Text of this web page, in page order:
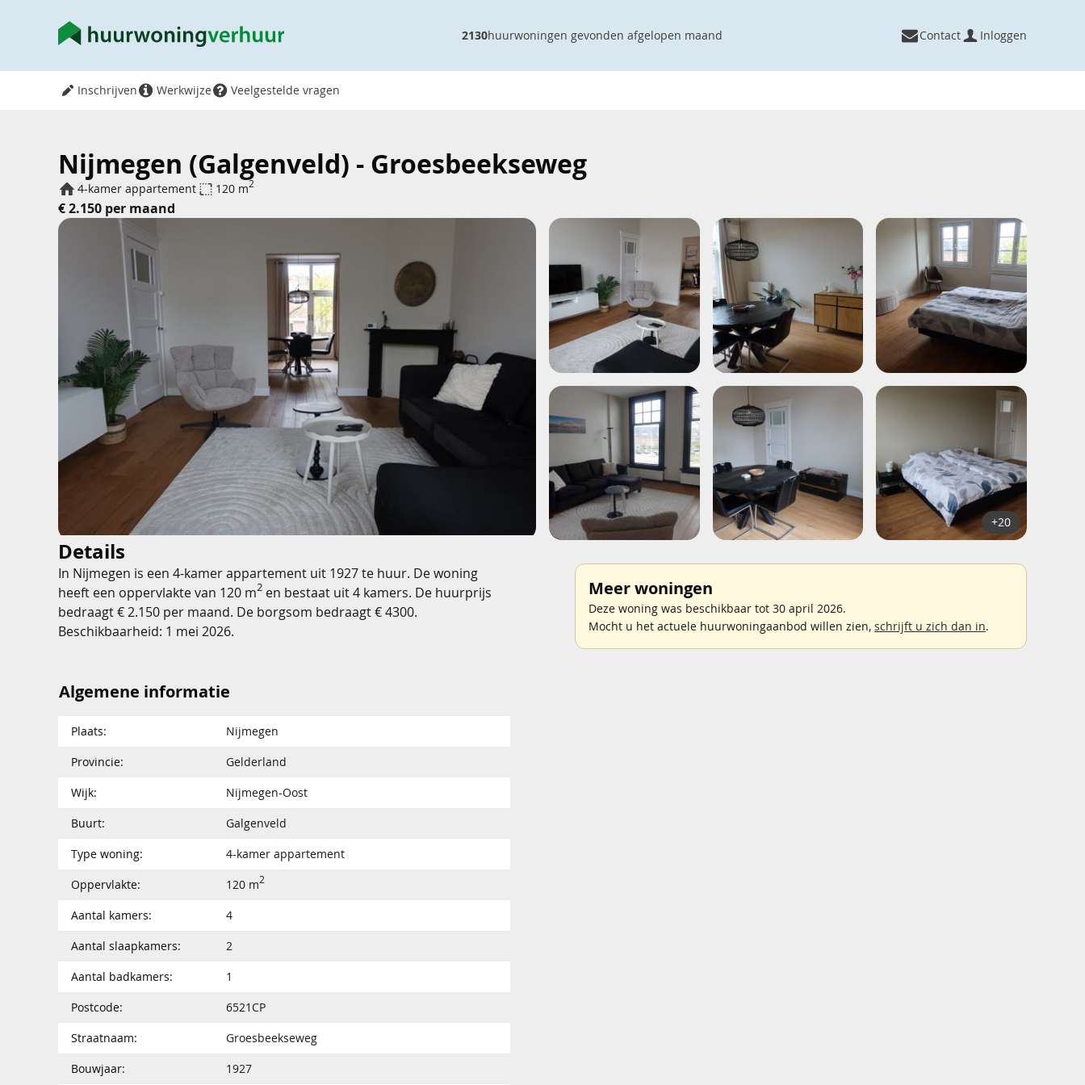
2130huurwoningen gevonden afgelopen maand Contact Inloggen
Inschrijven Werkwijze Veelgestelde vragen
Nijmegen (Galgenveld) - Groesbeekseweg
4-kamer appartement 120 m2
€ 2.150 per maand
+20
Details
In Nijmegen is een 4-kamer appartement uit 1927 te huur. De woning
heeft een oppervlakte van 120 m2 en bestaat uit 4 kamers. De huurprijs
bedraagt € 2.150 per maand. De borgsom bedraagt € 4300.
Beschikbaarheid: 1 mei 2026.
Meer woningen
Deze woning was beschikbaar tot 30 april 2026.
Mocht u het actuele huurwoningaanbod willen zien, schrijft u zich dan in.
Algemene informatie
Plaats:
Nijmegen
Provincie:
Gelderland
Wijk:
Nijmegen-Oost
Buurt:
Galgenveld
Type woning:
4-kamer appartement
Oppervlakte:
120 m2
Aantal kamers:
4
Aantal slaapkamers:
2
Aantal badkamers:
1
Postcode:
6521CP
Straatnaam:
Groesbeekseweg
Bouwjaar:
1927